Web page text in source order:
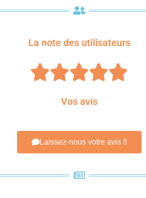
La note des utilisateurs

Vos avis
Laissez-nous votre avis !!